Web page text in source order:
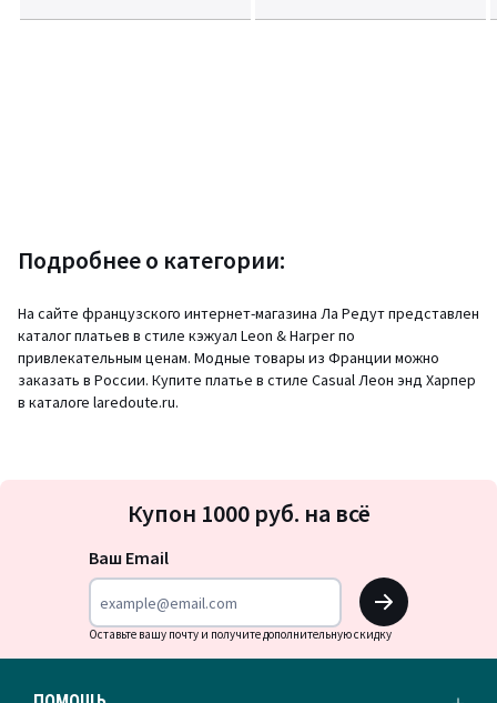
Подробнее о категории:
На сайте французского интернет-магазина Ла Редут представлен
каталог платьев в стиле кэжуал Leon & Harper по
привлекательным ценам. Модные товары из Франции можно
заказать в России. Купите платье в стиле Casual Леон энд Харпер
в каталоге laredoute.ru.
на
Купон 1000 руб. на всё
Ваш Email
OK
Оставьте вашу почту и получите дополнительную скидку